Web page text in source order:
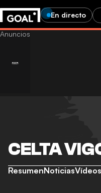
En directo
CELTA
ResumenNoticiasVídeos